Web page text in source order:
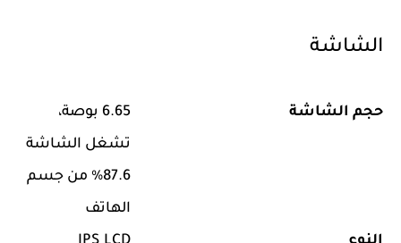
الشاشة
حجم الشاشة
6.65 بوصة،
تشغل الشاشة
87.6% من جسم
الهاتف